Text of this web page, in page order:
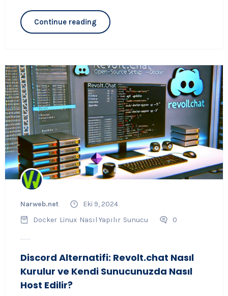
Continue reading
Narweb.net
Eki 9, 2024
Docker Linux Nasıl Yapılır Sunucu 0
Discord Alternatifi: Revolt.chat Nasıl
Kurulur ve Kendi Sunucunuzda Nasıl
Host Edilir?